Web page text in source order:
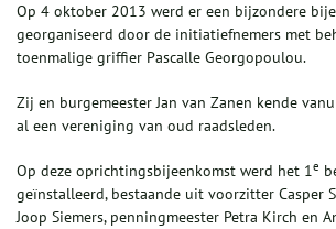
Op 4 oktober 2013 werd er een bijzondere
georganiseerd door de initiatiefnemers met
toenmalige griffier Pascalle Georgopoulou.
Zij en burgemeester Jan van Zanen kende
al een vereniging van oud raadsleden.
Op deze oprichtingsbijeenkomst werd het 1e
geïnstalleerd, bestaande uit voorzitter Casper
Joop Siemers, penningmeester Petra Kirch en